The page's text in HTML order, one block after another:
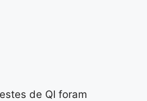
de QI foram